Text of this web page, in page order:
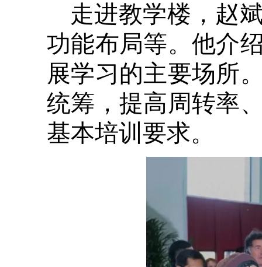
走进教学楼，赵
功能布局等。他介
展学习的主要场所
统筹，提高周转率
基本培训要求。